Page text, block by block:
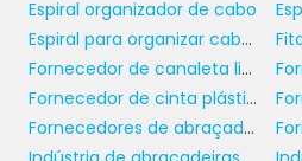
operacional. Não se
às normas de
processo de instalação.
VANTAGENS
Espiral organizador de cabo
Espiral para organizar cabos
Fornecedor de canaleta lisa
Fornecedor de cinta plástica
Fornecedores de abraçadeira com furo de fixação